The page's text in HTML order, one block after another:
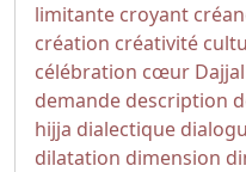
limitante croyant
création créativité
célébration cœur Dajjal
demande description
hijja dialectique
dilatation dimension